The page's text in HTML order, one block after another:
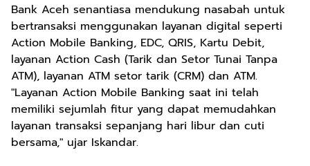
Bank Aceh senantiasa mendukung nasabah untuk
bertransaksi menggunakan layanan digital seperti
Action Mobile Banking, EDC, QRIS, Kartu Debit,
layanan Action Cash (Tarik dan Setor Tunai Tanpa
ATM), layanan ATM setor tarik (CRM) dan ATM.
"Layanan Action Mobile Banking saat ini telah
memiliki sejumlah fitur yang dapat memudahkan
layanan transaksi sepanjang hari libur dan cuti
bersama," ujar Iskandar.